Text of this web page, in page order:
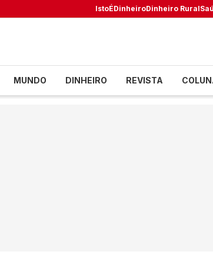
IstoÉDinheiroDinheiro Rural
MUNDO DINHEIRO REVISTA